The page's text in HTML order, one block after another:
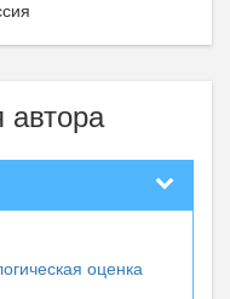
автора
оценка